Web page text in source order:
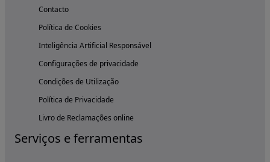
Contacto
Política de Cookies
Inteligência Artificial Responsável
Configurações de privacidade
Condições de Utilização
Política de Privacidade
Livro de Reclamações online
Serviços e ferramentas